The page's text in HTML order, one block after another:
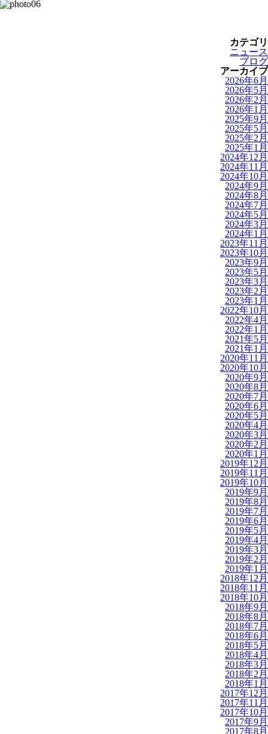
カテゴリ
ニュース
ブログ
アーカイブ
2026年6月
2026年5月
2026年2月
2026年1月
2025年9月
2025年5月
2025年2月
2025年1月
2024年12月
2024年11月
2024年10月
2024年9月
2024年8月
2024年7月
2024年5月
2024年3月
2024年1月
2023年11月
2023年10月
2023年9月
2023年5月
2023年3月
2023年2月
2023年1月
2022年10月
2022年4月
2022年1月
2021年5月
2021年1月
2020年11月
2020年10月
2020年9月
2020年8月
2020年7月
2020年6月
2020年5月
2020年4月
2020年3月
2020年2月
2020年1月
2019年12月
2019年11月
2019年10月
2019年9月
2019年8月
2019年7月
2019年6月
2019年5月
2019年4月
2019年3月
2019年2月
2019年1月
2018年12月
2018年11月
2018年10月
2018年9月
2018年8月
2018年7月
2018年6月
2018年5月
2018年4月
2018年3月
2018年2月
2018年1月
2017年12月
2017年11月
2017年10月
2017年9月
2017年8月